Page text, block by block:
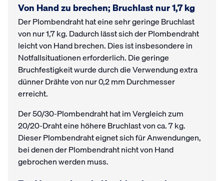
Von Hand zu brechen; Bruchlast nur 1,7 kg
Der Plombendraht hat eine sehr geringe Bruchlast
von nur 1,7 kg. Dadurch lässt sich der Plombendraht
leicht von Hand brechen. Dies ist insbesondere in
Notfallsituationen erforderlich. Die geringe
Bruchfestigkeit wurde durch die Verwendung extra
dünner Drähte von nur 0,2 mm Durchmesser
erreicht.
Der 50/30-Plombendraht hat im Vergleich zum
20/20-Draht eine höhere Bruchlast von ca. 7 kg.
Dieser Plombendraht eignet sich für Anwendungen,
bei denen der Plombendraht nicht von Hand
gebrochen werden muss.